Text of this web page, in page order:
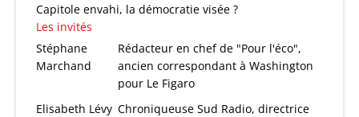
Capitole envahi, la démocratie visée ?
Les invités
Stéphane
Marchand
Rédacteur en chef de "Pour l'éco",
ancien correspondant à Washington
pour Le Figaro
Elisabeth Lévy Chroniqueuse Sud Radio, directrice